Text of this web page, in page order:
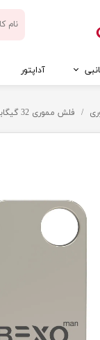
آداپتور
فلش مموری 32 گیگابایت بکسو مدل B-303